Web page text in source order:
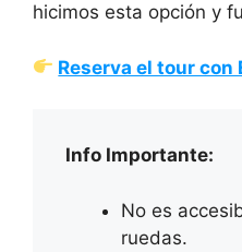
hicimos esta opción y
Reserva el tour con
Info Importante:
No es
ruedas.